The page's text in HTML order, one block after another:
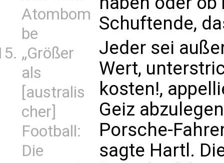
Atombom
be
„Größer
als
[australis
cher]
Football:
Die
Schuftende,
Jeder sei
Wert,
kosten!,
Geiz
Porsche-
sagte Hartl.